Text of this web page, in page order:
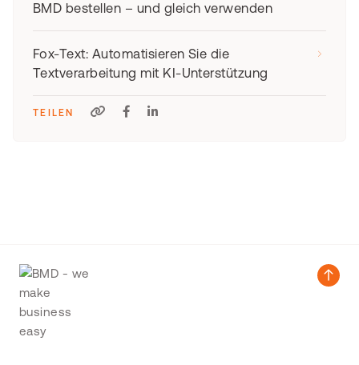
BMD bestellen – und gleich verwenden
Fox-Text: Automatisieren Sie die
Textverarbeitung mit KI-Unterstützung
TEILEN